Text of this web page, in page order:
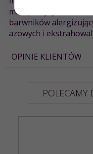
m.in. pestycydów,
barwników
azowych i
OPINIE KLIENTÓW
POLECAMY